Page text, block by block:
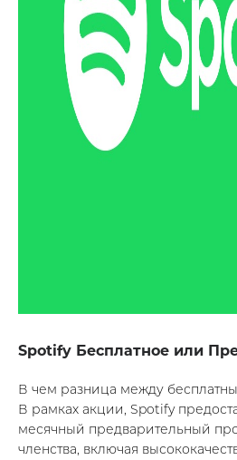
Spotify Бесплатное или
В чем разница между
В рамках акции, Spotify
месячный предварительный
членства, включая